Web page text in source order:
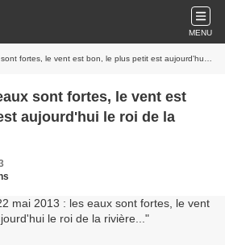
MENU
le vent est bon, le plus petit est aujourd'hui le roi de la rivière...
sont fortes, le vent est
aujourd'hui le roi de la